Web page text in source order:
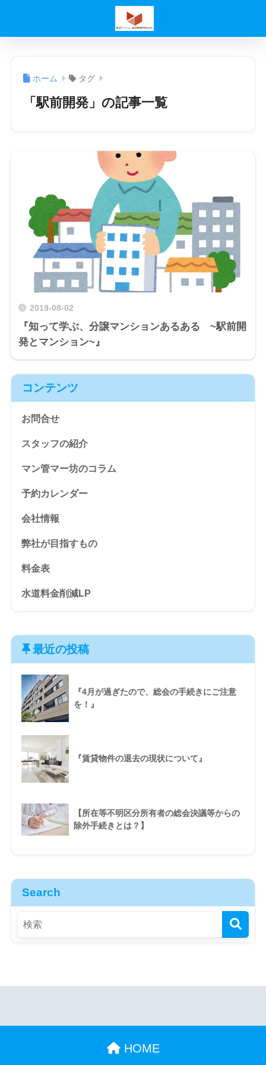
ホーム タグ
「駅前開発」の記事一覧
2019-08-02
『知って学ぶ、分譲マンションあるある ~駅前開
発とマンション~』
コンテンツ
お問合せ
スタッフの紹介
マン管マー坊のコラム
予約カレンダー
会社情報
弊社が目指すもの
料金表
水道料金削減LP
最近の投稿
『4月が過ぎたので、総会の手続きにご注意
を！』
『賃貸物件の退去の現状について』
【所在等不明区分所有者の総会決議等からの
除外手続きとは？】
Search
HOME